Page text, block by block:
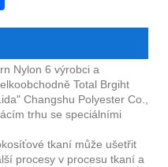
Nylon 6 výrobci a
Total Brgiht
Changshu Polyester Co.,
trhu se speciálními
tkaní může ušetřit
procesy v procesu tkaní a